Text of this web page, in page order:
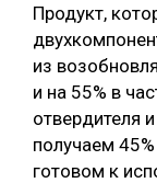
Продукт,
из
и на 55% в
отвердителя
получаем
готовом к